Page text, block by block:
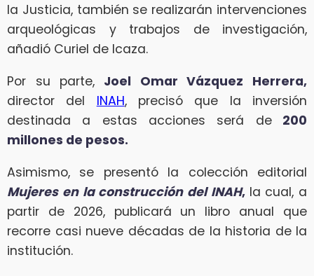
la Justicia, también se realizarán intervenciones
arqueológicas y trabajos de investigación,
añadió Curiel de Icaza.
Por su parte, Joel Omar Vázquez Herrera,
director del INAH, precisó que la inversión
destinada a estas acciones será de200
millones de pesos.
Asimismo, se presentó la colección editorial
Mujeres en la construcción del INAH, la cual, a
partir de 2026, publicará un libro anual que
recorre casi nueve décadas de la historia de la
institución.